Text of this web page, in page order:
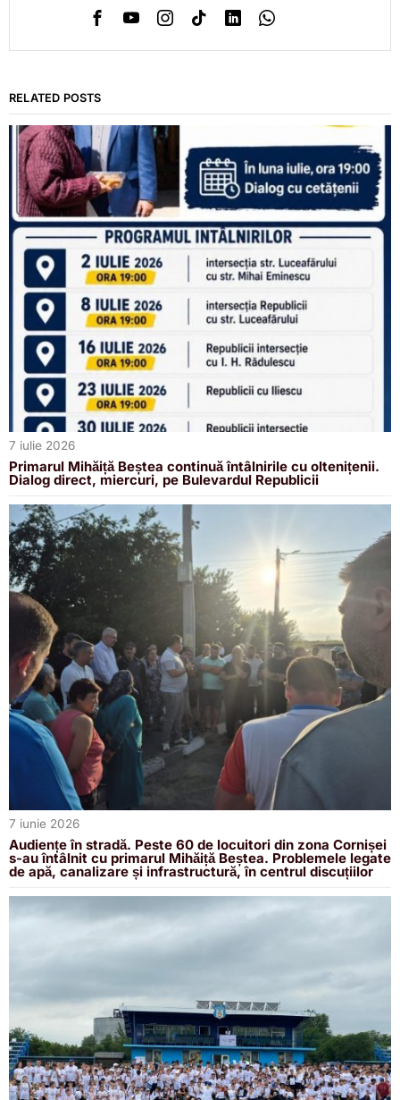
RELATED POSTS
7 iulie 2026
Primarul Mihăiță Beștea continuă întâlnirile cu oltenițenii.
Dialog direct, miercuri, pe Bulevardul Republicii
7 iunie 2026
Audiențe în stradă. Peste 60 de locuitori din zona Cornișei
s-au întâlnit cu primarul Mihăiță Beștea. Problemele legate
de apă, canalizare și infrastructură, în centrul discuțiilor